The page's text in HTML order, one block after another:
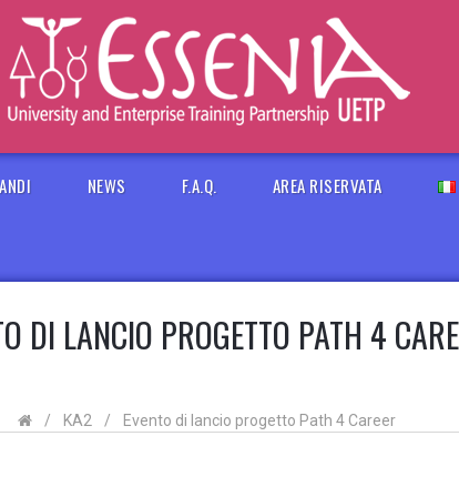
NEWS F.A.Q. AREA RISERVATA
DI LANCIO PROGETTO PATH 4
/ KA2 / Evento di lancio progetto Path 4 Career